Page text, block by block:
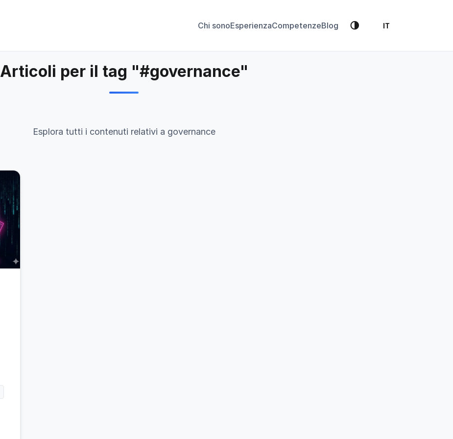
Chi sonoEsperienzaCompetenzeBlog 🌗 IT
Articoli per il tag "#governance"
Esplora tutti i contenuti relativi a governance